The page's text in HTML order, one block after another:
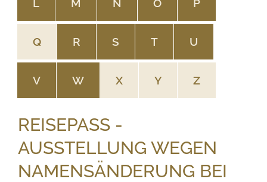
L M N O P
Q R S T U
V W X Y Z
REISEPASS -
AUSSTELLUNG WEGEN
NAMENSÄNDERUNG BEI